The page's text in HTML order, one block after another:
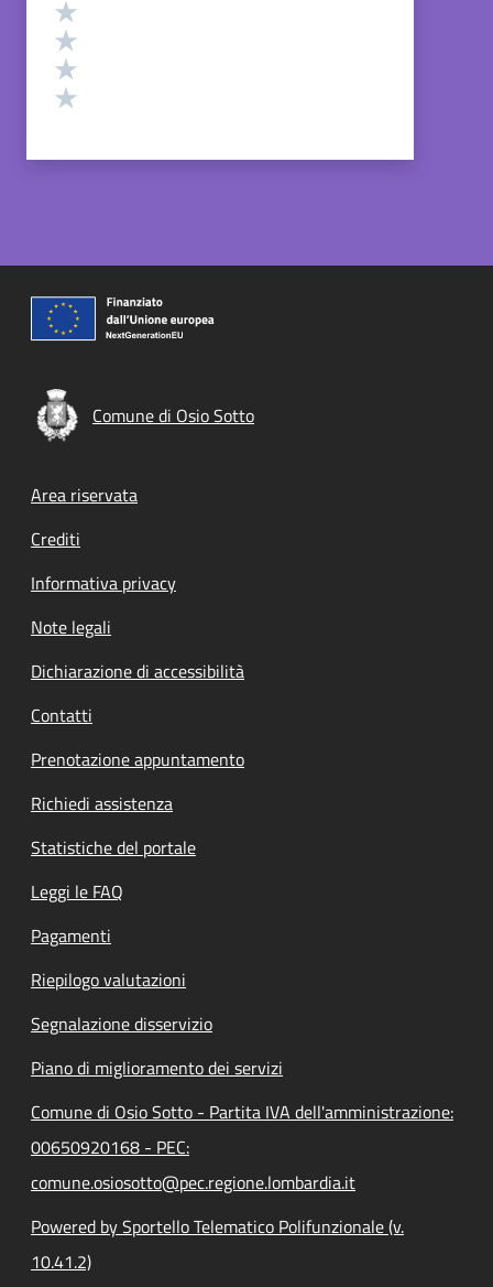
Comune di Osio Sotto
Footer menu
Area riservata
Crediti
Informativa privacy
Note legali
Dichiarazione di accessibilità
Contatti
Prenotazione appuntamento
Richiedi assistenza
Statistiche del portale
Leggi le FAQ
Pagamenti
Riepilogo valutazioni
Segnalazione disservizio
Piano di miglioramento dei servizi
Comune di Osio Sotto - Partita IVA dell'amministrazione:
00650920168 - PEC:
comune.osiosotto@pec.regione.lombardia.it
Powered by Sportello Telematico Polifunzionale (v.
10.41.2)